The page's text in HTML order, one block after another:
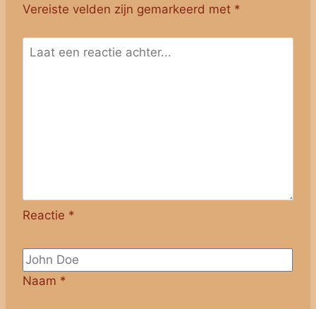
Vereiste velden zijn gemarkeerd met *
Reactie *
Naam *